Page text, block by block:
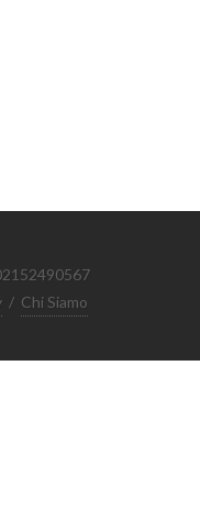
/ Chi Siamo